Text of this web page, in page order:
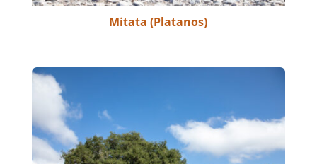
Mitata (Platanos)